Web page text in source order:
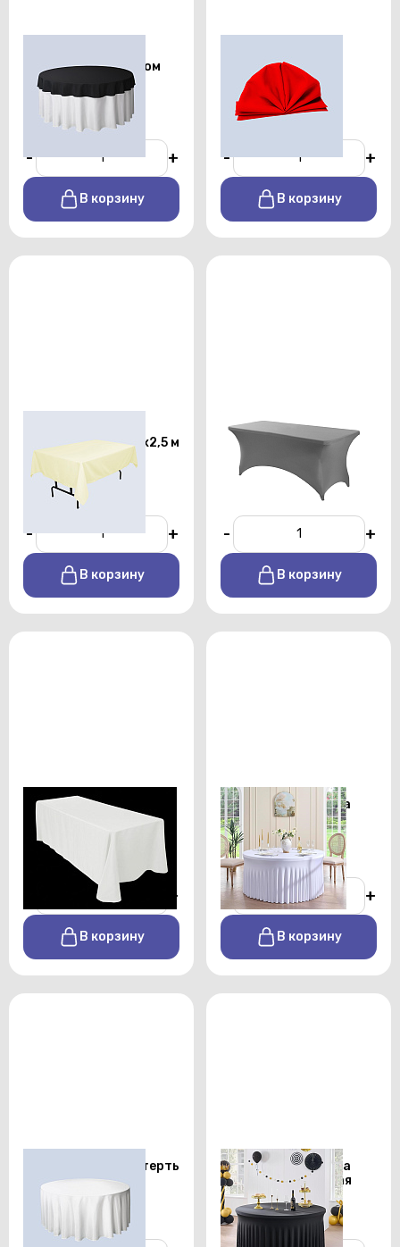
скатерть диаметром
2,3 м
От 650 р./сутки
- +
В корзину
От 70 р./сутки
- +
В корзину
прямоугольная 1,5х2,5 м
цвета шампань
От 450 р./сутки
- +
В корзину
Стрейч чехол на стол
180х80 светло серый
От 1200 р./сутки
- +
В корзину
Скатерть белая
3,2х2,25 м евроугол
От 1000 р./сутки
+
В корзину
Стрейч скатерть на
стол д120см белая
От 1200 р./сутки
- +
В корзину
Круглая белая скатерть
диаметром 2,7 м
От 900 р./сутки
Стрейч скатерть на
стол д120см черная
От 1200 р./сутки